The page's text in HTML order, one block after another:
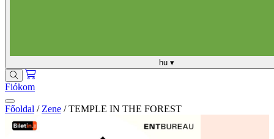
hu ▾
Fiókom
Főoldal / Zene / TEMPLE IN THE FOREST